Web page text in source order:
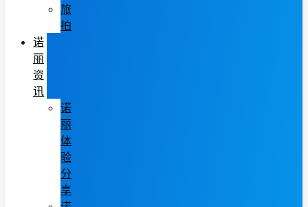
旅
拍
诺
丽
资
讯
诺
丽
体
验
分
享